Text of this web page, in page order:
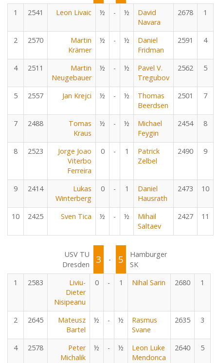
1 2541 Leon Livaic ½ - ½
David
Navara
2678 1
2 2570
Martin
Krämer
½ - ½
Daniel
Fridman
2591 4
4 2511
Martin
Neugebauer
½ - ½
Pavel V.
Tregubov
2562 5
5 2557 Jan Krejci ½ - ½
Thomas
Beerdsen
2501 7
7 2488
Tomas
Kraus
½ - ½
Michael
Feygin
2454 8
8 2523
Jorge Joao
Viterbo
Ferreira
0 - 1
Patrick
Zelbel
2490 9
9 2414
Lukas
Winterberg
0 - 1
Daniel
Hausrath
2473 10
10 2425 Sven Tica ½ - ½
Mihail
Saltaev
2427 11
USV TU
Dresden
3 - 5
Hamburger
SK
1
2583
Liviu-
Dieter
Nisipeanu
0 - 1 Nihal Sarin 2680 1
2 2645
Mateusz
Bartel
½ - ½
Rasmus
Svane
2635 3
4 2578
Peter
Michalik
½ - ½
Leon Luke
Mendonca
2640 5